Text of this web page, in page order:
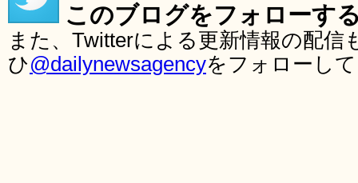
このブログをフォローす
また、Twitterによる更新情報の配
ひ@dailynewsagencyをフォローし